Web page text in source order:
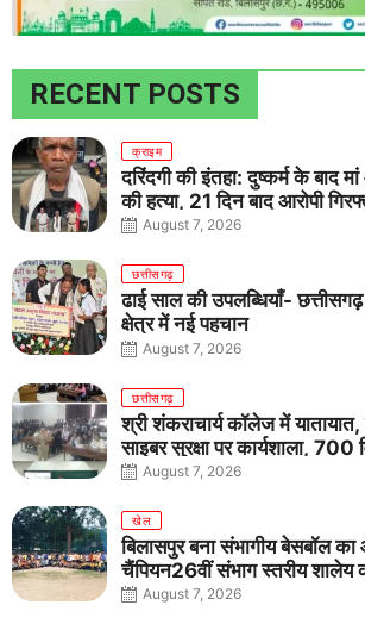
RECENT POSTS
क्राइम
दरिंदगी की इंतहा: दुष्कर्म के बाद
की हत्या, 21 दिन बाद आरोपी
August 7, 2026
छत्तीसगढ़
ढाई साल की उपलब्धियाँ-
क्षेत्र में नई पहचान
August 7, 2026
छत्तीसगढ़
श्री शंकराचार्य कॉलेज में यातायात,
साइबर सुरक्षा पर कार्यशाला, 700
जागरूकता का संकल्प
August 7, 2026
खेल
बिलासपुर बना संभागीय बेसबॉल
चैंपियन26वीं संभाग स्तरीय शालेय
तीनों आयु वर्गों में शानदार प्रदर्शन
August 7, 2026